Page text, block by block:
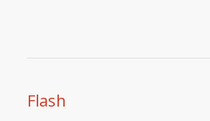
Flash